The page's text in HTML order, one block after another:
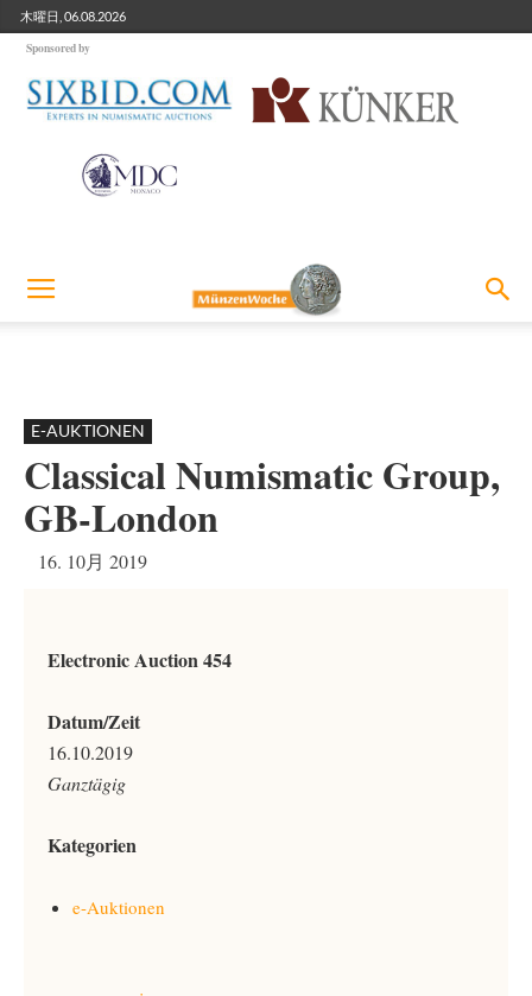
木曜日, 06.08.2026
Sponsored by
E-AUKTIONEN
Classical Numismatic Group,
GB-London
16. 10月 2019
Electronic Auction 454
Datum/Zeit
16.10.2019
Ganztägig
Kategorien
e-Auktionen